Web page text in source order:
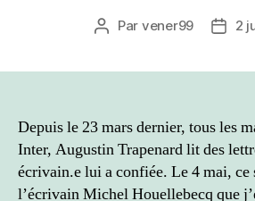
Auteur
Par vener99
Date
2
Depuis le 23 mars dernier, tous les
Inter, Augustin Trapenard lit des
écrivain.e lui a confiée. Le 4 mai, ce
l’écrivain Michel Houellebecq que